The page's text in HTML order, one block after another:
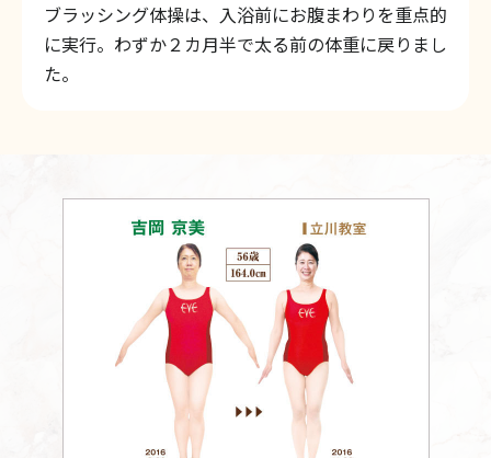
ブラッシング体操は、入浴前にお腹まわりを重点的
に実行。わずか２カ月半で太る前の体重に戻りまし
た。